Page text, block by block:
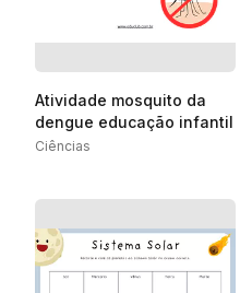
Atividade mosquito da
dengue educação infantil
Ciências